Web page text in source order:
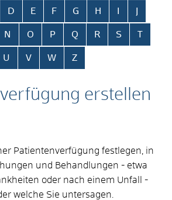
überspringen
D E F G H
N O P Q R S T
U V W Z
erstellen
Patientenverfügung festlegen, in
und Behandlungen - etwa
oder nach einem Unfall -
welche Sie untersagen.